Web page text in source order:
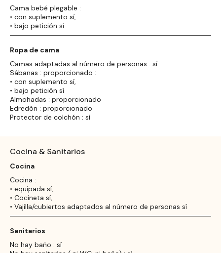
Cama bebé plegable :
• con suplemento sí,
• bajo petición sí
Ropa de cama
Camas adaptadas al número de personas : sí
Sábanas : proporcionado :
• con suplemento sí,
• bajo petición sí
Almohadas : proporcionado
Edredón : proporcionado
Protector de colchón : sí
Cocina & Sanitarios
Cocina
Cocina :
• equipada sí,
• Cocineta sí,
• Vajilla/cubiertos adaptados al número de personas sí
Sanitarios
No hay baño : sí